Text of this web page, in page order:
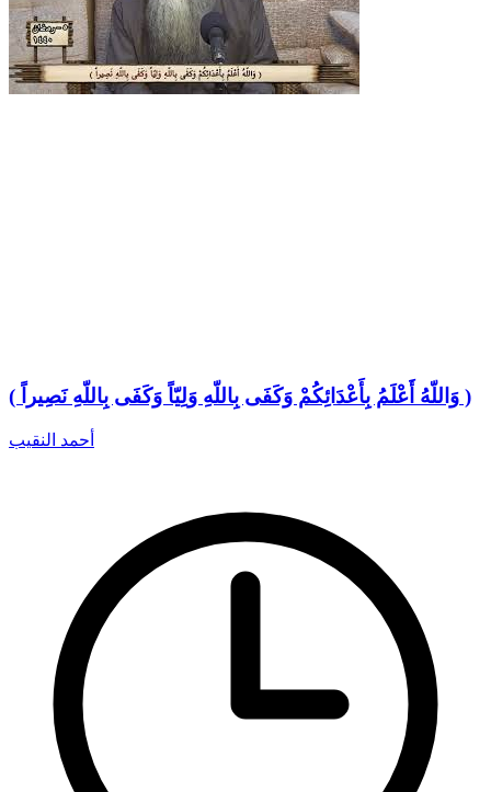
( وَاللّهُ أَعْلَمُ بِأَعْدَائِكُمْ وَكَفَى بِاللّهِ وَلِيّاً وَكَفَى بِاللّهِ نَصِيراً )
أحمد النقيب